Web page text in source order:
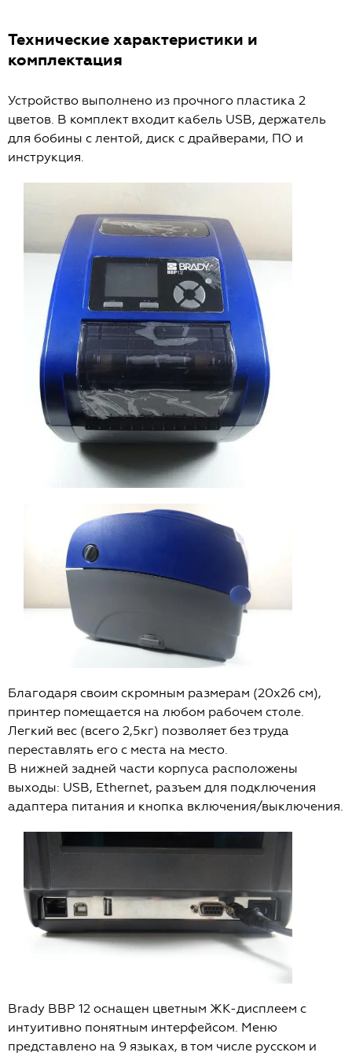
Технические характеристики и
комплектация
Устройство выполнено из прочного пластика 2
цветов. В комплект входит кабель USB, держатель
для бобины с лентой, диск с драйверами, ПО и
инструкция.
Благодаря своим скромным размерам (20х26 см),
принтер помещается на любом рабочем столе.
Легкий вес (всего 2,5кг) позволяет без труда
переставлять его с места на место.
В нижней задней части корпуса расположены
выходы: USB, Ethernet, разъем для подключения
адаптера питания и кнопка включения/выключения.
Brady BBP 12 оснащен цветным ЖК-дисплеем с
интуитивно понятным интерфейсом. Меню
представлено на 9 языках, в том числе русском и